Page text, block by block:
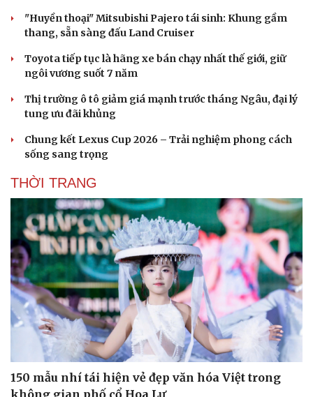
"Huyền thoại" Mitsubishi Pajero tái sinh: Khung gầm
thang, sẵn sàng đấu Land Cruiser
Toyota tiếp tục là hãng xe bán chạy nhất thế giới, giữ
ngôi vương suốt 7 năm
Thị trường ô tô giảm giá mạnh trước tháng Ngâu, đại lý
tung ưu đãi khủng
Chung kết Lexus Cup 2026 – Trải nghiệm phong cách
sống sang trọng
THỜI TRANG
150 mẫu nhí tái hiện vẻ đẹp văn hóa Việt trong
không gian phố cổ Hoa Lư